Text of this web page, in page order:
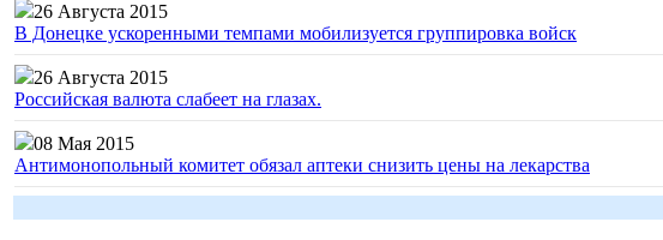
26 Августа 2015
В Донецке ускоренными темпами мобилизуется группировка войск
26 Августа 2015
Российская валюта слабеет на глазах.
08 Мая 2015
Антимонопольный комитет обязал аптеки снизить цены на лекарства